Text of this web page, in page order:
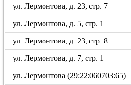
ул. Лермонтова, д. 23, стр. 7
ул. Лермонтова, д. 5, стр. 1
ул. Лермонтова, д. 23, стр. 8
ул. Лермонтова, д. 7, стр. 1
ул. Лермонтова (29:22:060703:65)